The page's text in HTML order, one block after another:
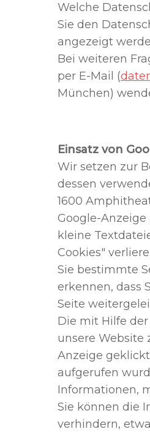
Welche
Sie den
angezeigt
Bei weiteren
per E-Mail (
München)
Einsatz von
Wir setzen zur
dessen
1600
Google-
kleine
Cookies"
Sie bestimmte
erkennen, dass
Seite
Die mit Hilfe
unsere Website
Anzeige
aufgerufen
Informationen,
Sie können die
verhindern,